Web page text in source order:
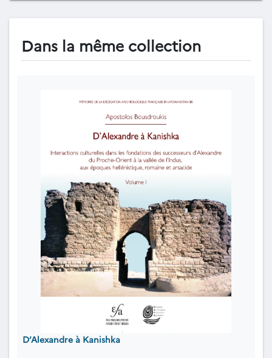
Dans la même collection
D’Alexandre à Kanishka